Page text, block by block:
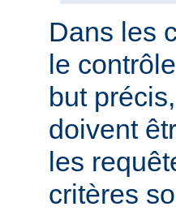
Dans les
le
but
doivent
les
critères